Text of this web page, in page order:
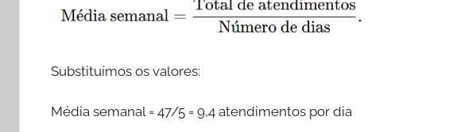
Substituímos os valores:
Média semanal = 47/5 = 9,4 atendimentos por dia